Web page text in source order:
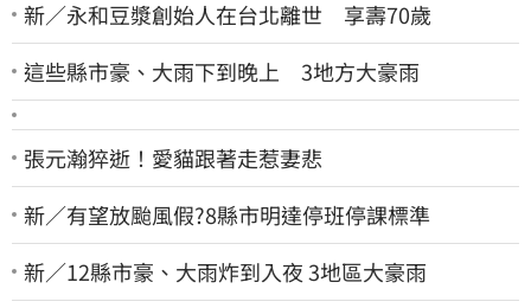
新／永和豆漿創始人在台北離世 享壽70歲
這些縣市豪、大雨下到晚上 3地方大豪雨
張元瀚猝逝！愛貓跟著走惹妻悲
新／有望放颱風假?8縣市明達停班停課標準
新／12縣市豪、大雨炸到入夜 3地區大豪雨